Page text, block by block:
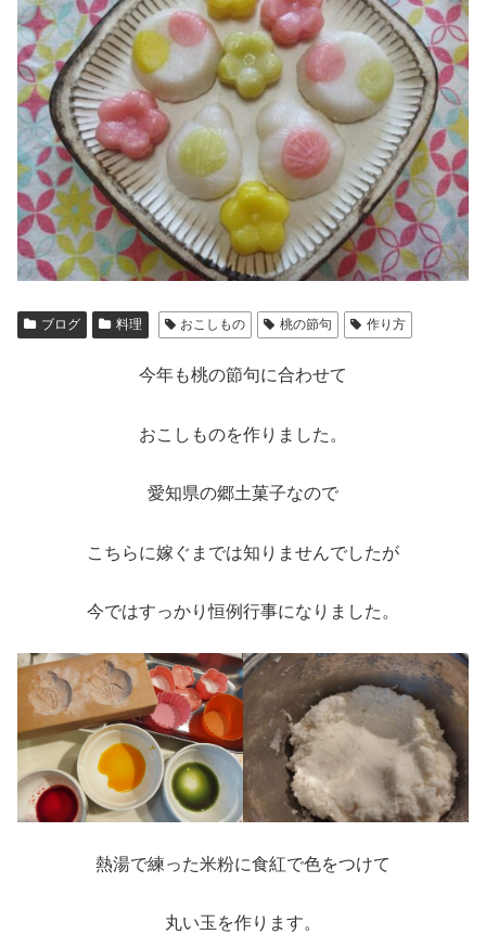
ブログ 料理 おこしもの 桃の節句 作り方
今年も桃の節句に合わせて
おこしものを作りました。
愛知県の郷土菓子なので
こちらに嫁ぐまでは知りませんでしたが
今ではすっかり恒例行事になりました。
熱湯で練った米粉に食紅で色をつけて
丸い玉を作ります。